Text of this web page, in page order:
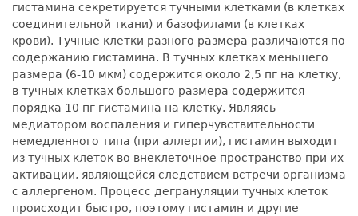
гистамина секретируется тучными клетками (в клетках
соединительной ткани) и базофилами (в клетках
крови). Тучные клетки разного размера различаются по
содержанию гистамина. В тучных клетках меньшего
размера (6-10 мкм) содержится около 2,5 пг на клетку,
в тучных клетках большого размера содержится
порядка 10 пг гистамина на клетку. Являясь
медиатором воспаления и гиперчувствительности
немедленного типа (при аллергии), гистамин выходит
из тучных клеток во внеклеточное пространство при их
активации, являющейся следствием встречи организма
с аллергеном. Процесс дегрануляции тучных клеток
происходит быстро, поэтому гистамин и другие